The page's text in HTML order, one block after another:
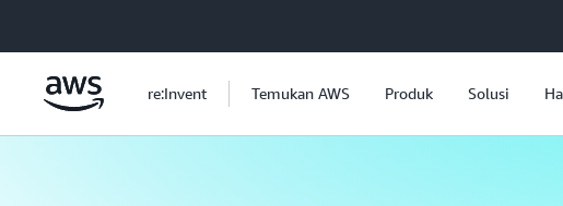
re:Invent Temukan AWS Produk Solusi